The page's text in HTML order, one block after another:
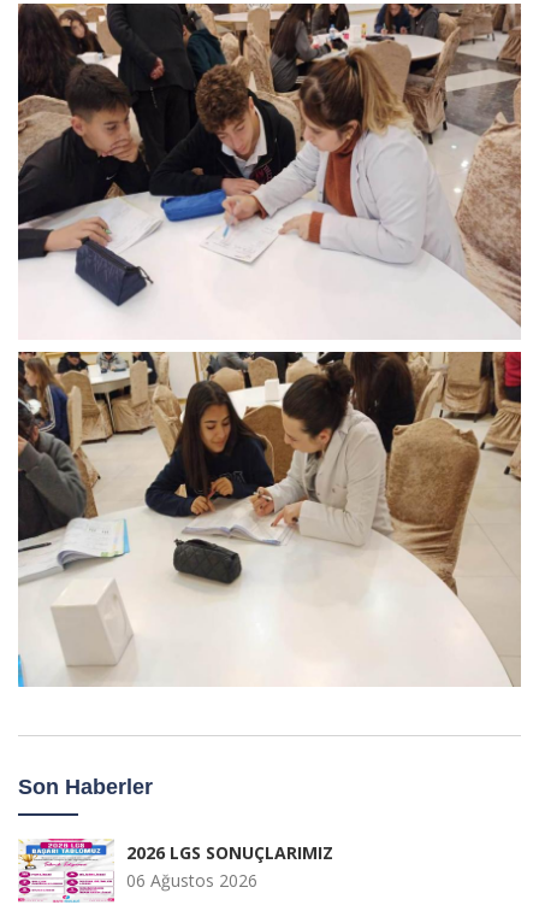
Son Haberler
2026 LGS SONUÇLARIMIZ
06 Ağustos 2026